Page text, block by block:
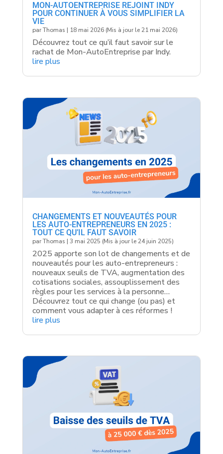
MON-AUTOENTREPRISE REJOINT INDY
POUR CONTINUER À VOUS SIMPLIFIER LA
VIE
parThomas | 18 mai 2026 (Mis à jour le 21 mai 2026)
Découvrez tout ce qu’il faut savoir sur le
rachat de Mon-AutoEntreprise par Indy.
lire plus
CHANGEMENTS ET NOUVEAUTÉS POUR
LES AUTO-ENTREPRENEURS EN 2025 :
TOUT CE QU’IL FAUT SAVOIR
parThomas | 3 mai 2025 (Mis à jour le 24 juin 2025)
2025 apporte son lot de changements et de
nouveautés pour les auto-entrepreneurs :
nouveaux seuils de TVA, augmentation des
cotisations sociales, assouplissement des
règles pour les services à la personne…
Découvrez tout ce qui change (ou pas) et
comment vous adapter à ces réformes !
lire plus